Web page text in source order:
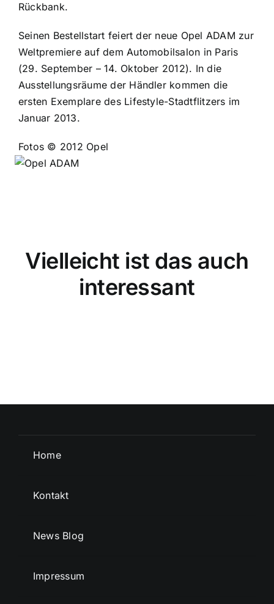
Rückbank.
Seinen Bestellstart feiert der neue Opel ADAM zur
Weltpremiere auf dem Automobilsalon in Paris
(29. September – 14. Oktober 2012). In die
Ausstellungsräume der Händler kommen die
ersten Exemplare des Lifestyle-Stadtflitzers im
Januar 2013.
Fotos © 2012 Opel
Vielleicht ist das auch
interessant
Home
Kontakt
News Blog
Impressum